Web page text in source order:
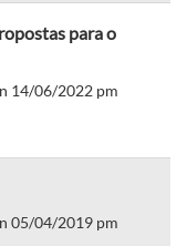
para o
14/06/2022 pm
05/04/2019 pm